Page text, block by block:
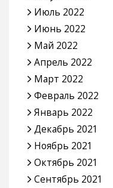
Июль 2022
Июнь 2022
Май 2022
Апрель 2022
Март 2022
Февраль 2022
Январь 2022
Декабрь 2021
Ноябрь 2021
Октябрь 2021
Сентябрь 2021